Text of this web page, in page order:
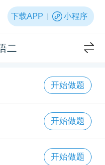
下载APP 小程序
二
开始做题
开始做题
开始做题